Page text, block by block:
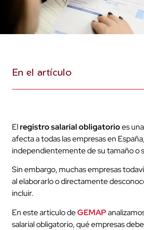
Elregistro salarial obligatorioes
afecta a todas las empresas en España,
independientemente de su tamaño o
Sin embargo, muchas empresas
al elaborarlo o directamente
incluir.
En este artículo deGEMAP
salarial obligatorio, qué empresas
En el artículo